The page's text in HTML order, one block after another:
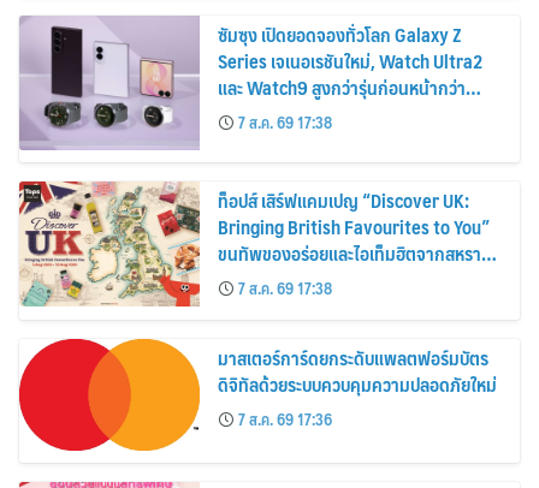
ซัมซุง เปิดยอดจองทั่วโลก Galaxy Z
Series เจเนอเรชันใหม่, Watch Ultra2
และ Watch9 สูงกว่ารุ่นก่อนหน้ากว่า
30%7 ส.ค. 69 17:38
ท็อปส์ เสิร์ฟแคมเปญ “Discover UK:
Bringing British Favourites to You”
ขนทัพของอร่อยและไอเท็มฮิตจากสหราช
อาณาจักร ส่งตรงถึงมือตั้งแต่วันนี้ – 18
สิงหาคมนี้
7 ส.ค. 69 17:38
มาสเตอร์การ์ดยกระดับแพลตฟอร์มบัตร
ดิจิทัลด้วยระบบควบคุมความปลอดภัยใหม่
7 ส.ค. 69 17:36